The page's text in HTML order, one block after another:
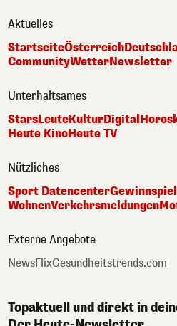
Aktuelles
StartseiteÖsterreich
CommunityWetterNewsletter
Unterhaltsames
StarsLeuteKulturDigital
Heute KinoHeute TV
Nützliches
Sport Datencenter
WohnenVerkehrsmeldungen
Externe Angebote
NewsFlixGesundheitstrends.com
Topaktuell und direkt in